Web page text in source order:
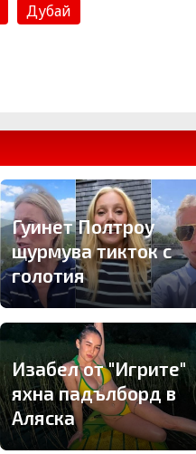
Дубай
Гуинет Полтроу
щурмува тикток с
голотия
Изабел от "Игрите"
яхна падълборд в
Аляска